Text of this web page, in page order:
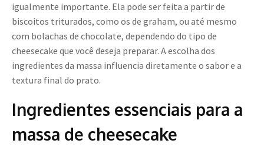
igualmente importante. Ela pode ser feita a partir de
biscoitos triturados, como os de graham, ou até mesmo
com bolachas de chocolate, dependendo do tipo de
cheesecake que você deseja preparar. A escolha dos
ingredientes da massa influencia diretamente o sabor e a
textura final do prato.
Ingredientes essenciais para a
massa de cheesecake